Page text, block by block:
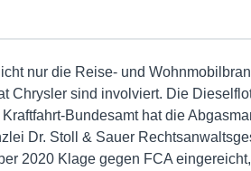
nur die Reise- und
Chrysler sind involviert. Die
Bundesamt hat die
Dr. Stoll & Sauer
2020 Klage gegen FCA